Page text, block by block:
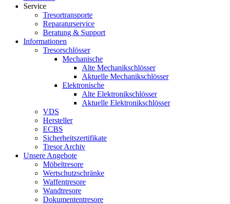
Service
Tresortransporte
Reparaturservice
Beratung & Support
Informationen
Tresorschlösser
Mechanische
Alte Mechanikschlösser
Aktuelle Mechanikschlösser
Elektronische
Alte Elektronikschlösser
Aktuelle Elektronikschlösser
VDS
Hersteller
ECBS
Sicherheitszertifikate
Tresor Archiv
Unsere Angebote
Möbeltresore
Wertschutzschränke
Waffentresore
Wandtresore
Dokumententresore